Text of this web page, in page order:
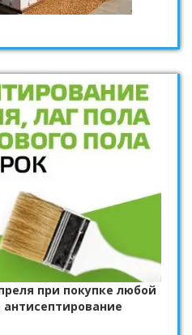
при покупке любой